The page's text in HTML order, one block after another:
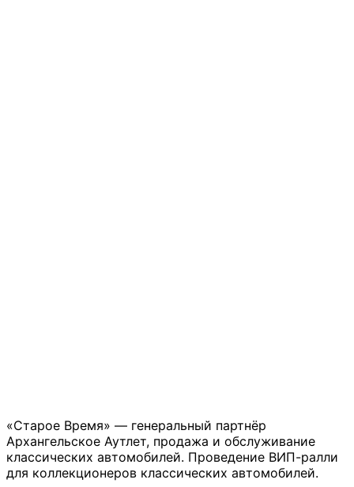
«Старое Время» — генеральный партнёр
Архангельское Аутлет, продажа и обслуживание
классических автомобилей. Проведение ВИП-ралли
для коллекционеров классических автомобилей.